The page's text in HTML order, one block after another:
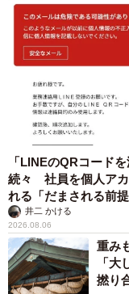
「LINEのQRコード
続々 社員を個人ア
れる「だまされる前
井二 かける
2026.08.06
重み
「
撚り